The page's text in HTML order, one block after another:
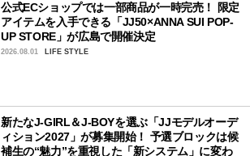
公式ECショップでは一部商品が一時完売！ 限定
アイテムを入手できる「JJ50×ANNA SUI POP-
UP STORE」が広島で開催決定
2026.08.01 LIFE STYLE
新たなJ-GIRL＆J-BOYを選ぶ「JJモデルオーデ
ィション2027」が募集開始！ 予選ブロックは候
補生の“魅力”を重視した「新システム」に変わ